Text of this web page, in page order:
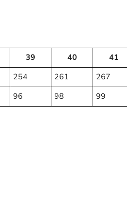
39 40 41
254 261 267
96 98 99